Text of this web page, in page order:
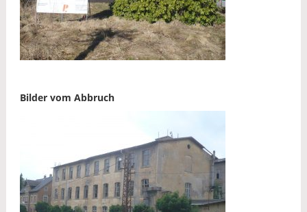
Bilder vom Abbruch